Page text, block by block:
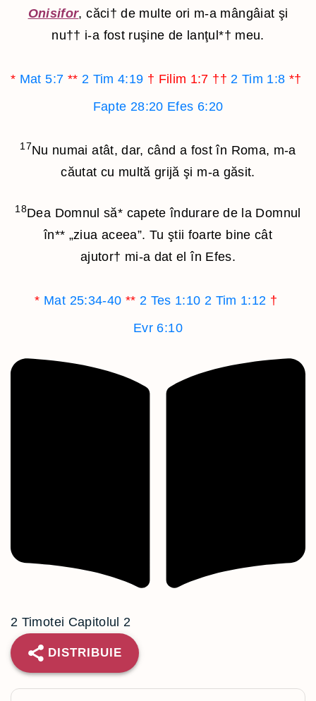
Onisifor, căci† de multe ori m-a mângâiat şi
nu†† i-a fost ruşine de lanţul*† meu.
* Mat 5:7 ** 2 Tim 4:19 † Filim 1:7 †† 2 Tim 1:8 *†
Fapte 28:20 Efes 6:20
17Nu numai atât, dar, când a fost în Roma, m-a
căutat cu multă grijă şi m-a găsit.
18Dea Domnul să* capete îndurare de la Domnul
în** „ziua aceea”. Tu ştii foarte bine cât
ajutor† mi-a dat el în Efes.
* Mat 25:34-40 ** 2 Tes 1:10 2 Tim 1:12 †
Evr 6:10
2 Timotei Capitolul 2
DISTRIBUIE